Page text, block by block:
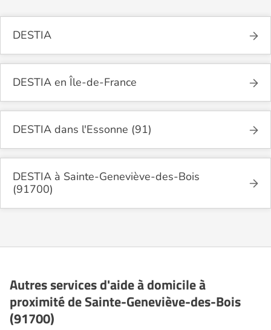
DESTIA
DESTIA en Île-de-France
DESTIA dans l'Essonne (91)
DESTIA à Sainte-Geneviève-des-Bois
(91700)
Autres services d'aide à domicile à
proximité de Sainte-Geneviève-des-Bois
(91700)